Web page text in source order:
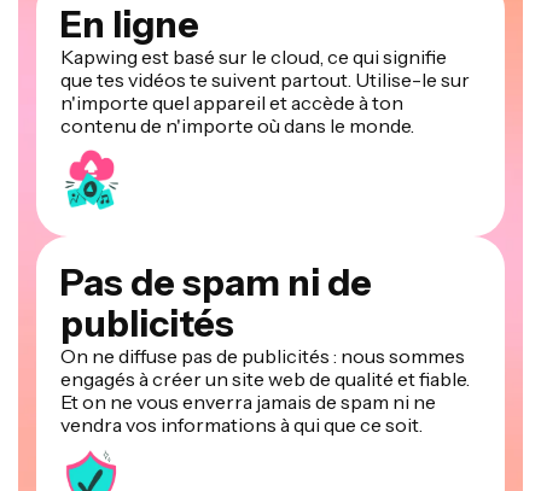
En ligne
Kapwing est basé sur le cloud, ce qui signifie
que tes vidéos te suivent partout. Utilise-le sur
n'importe quel appareil et accède à ton
contenu de n'importe où dans le monde.
Pas de spam ni de
publicités
On ne diffuse pas de publicités : nous sommes
engagés à créer un site web de qualité et fiable.
Et on ne vous enverra jamais de spam ni ne
vendra vos informations à qui que ce soit.